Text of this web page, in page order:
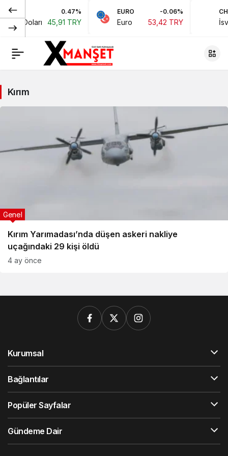
0.47%
Doları 45,91 TRY
EURO -0.06%
Euro 53,42 TRY
CHF
Kırım
Kırım Yarımadası’nda düşen askeri nakliye
uçağındaki 29 kişi öldü
Genel
4 ay önce
Kurumsal
Bağlantılar
Popüler Sayfalar
Gündeme Dair